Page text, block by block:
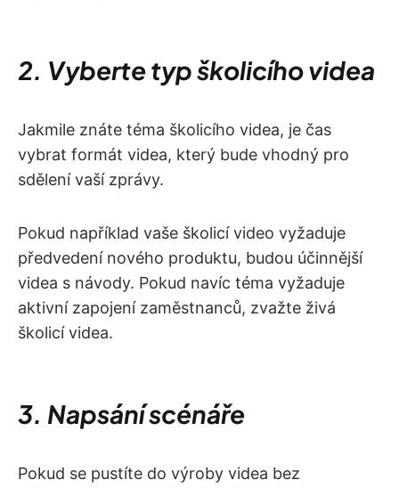
2. Vyberte typ školicího videa
Jakmile znáte téma školicího videa, je čas
vybrat formát videa, který bude vhodný pro
sdělení vaší zprávy.
Pokud například vaše školicí video vyžaduje
předvedení nového produktu, budou účinnější
videa s návody. Pokud navíc téma vyžaduje
aktivní zapojení zaměstnanců, zvažte živá
školicí videa.
3. Napsání scénáře
Pokud se pustíte do výroby videa bez